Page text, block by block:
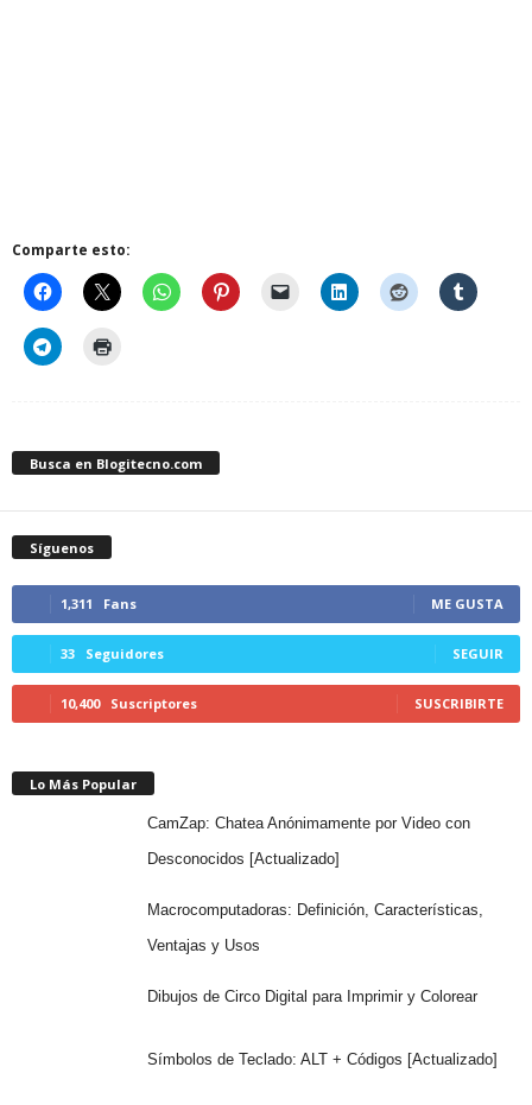
Comparte esto:
Busca en Blogitecno.com
Síguenos
1,311 Fans ME GUSTA
33 Seguidores SEGUIR
10,400 Suscriptores SUSCRIBIRTE
Lo Más Popular
CamZap: Chatea Anónimamente por Video con
Desconocidos [Actualizado]
Macrocomputadoras: Definición, Características,
Ventajas y Usos
Dibujos de Circo Digital para Imprimir y Colorear
Símbolos de Teclado: ALT + Códigos [Actualizado]